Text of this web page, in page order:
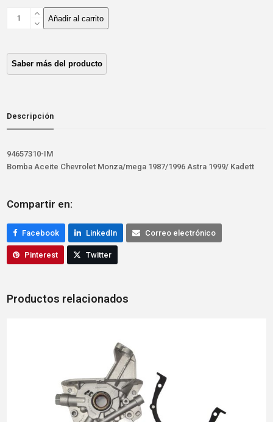
BOMBA
MONZA/MEGA
1987/1996
ASTRA
cantidad
Añadir al carrito
Descripción
94657310-IM
Bomba Aceite Chevrolet Monza/mega 1987/1996 Astra 1999/ Kadett
Compartir en:
Facebook LinkedIn Correo electrónico
Pinterest Twitter
Productos relacionados